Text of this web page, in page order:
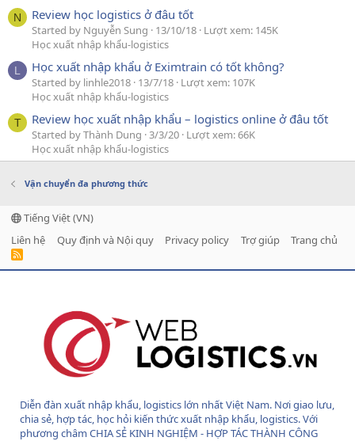
N Review học logistics ở đâu tốt
Started by Nguyễn Sung 13/10/18 Lượt xem: 145K
Học xuất nhập khẩu-logistics
L Học xuất nhập khẩu ở Eximtrain có tốt không?
Started by linhle2018 13/7/18 Lượt xem: 107K
Học xuất nhập khẩu-logistics
T Review học xuất nhập khẩu – logistics online ở đâu tốt
Started by Thành Dung 3/3/20 Lượt xem: 66K
Học xuất nhập khẩu-logistics
Vận chuyển đa phương thức
Tiếng Việt (VN)
Liên hệ
Quy định và Nội quy Privacy policy Trợ giúp Trang chủ
R
Diễn đàn xuất nhập khẩu, logistics lớn nhất Việt Nam. Nơi giao lưu,
chia sẻ, hợp tác, học hỏi kiến thức xuất nhập khẩu, logistics. Với
phương châm CHIA SẺ KINH NGHIỆM - HỢP TÁC THÀNH CÔNG